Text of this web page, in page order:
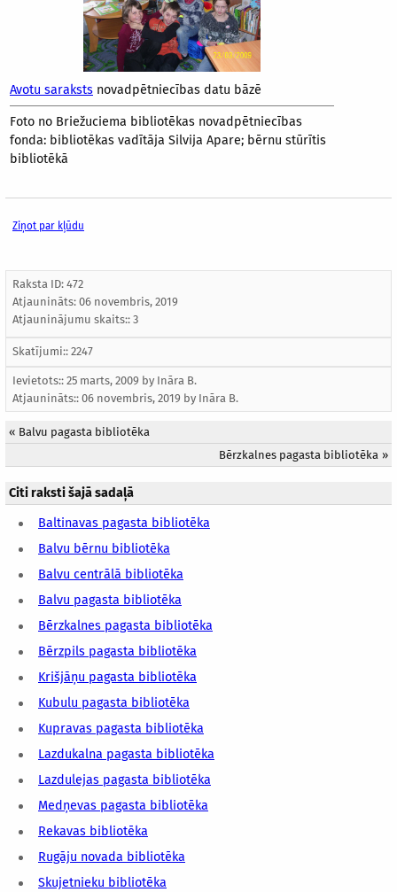
Avotu saraksts novadpētniecības datu bāzē
Foto no Briežuciema bibliotēkas novadpētniecības
fonda: bibliotēkas vadītāja Silvija Apare; bērnu stūrītis
bibliotēkā
Ziņot par kļūdu
Raksta ID: 472
Atjaunināts: 06 novembris, 2019
Atjauninājumu skaits:: 3
Skatījumi:: 2247
Ievietots:: 25 marts, 2009 by Ināra B.
Atjaunināts:: 06 novembris, 2019 by Ināra B.
« Balvu pagasta bibliotēka
Bērzkalnes pagasta bibliotēka »
Citi raksti šajā sadaļā
Baltinavas pagasta bibliotēka
Balvu bērnu bibliotēka
Balvu centrālā bibliotēka
Balvu pagasta bibliotēka
Bērzkalnes pagasta bibliotēka
Bērzpils pagasta bibliotēka
Krišjāņu pagasta bibliotēka
Kubulu pagasta bibliotēka
Kupravas pagasta bibliotēka
Lazdukalna pagasta bibliotēka
Lazdulejas pagasta bibliotēka
Medņevas pagasta bibliotēka
Rekavas bibliotēka
Rugāju novada bibliotēka
Skujetnieku bibliotēka